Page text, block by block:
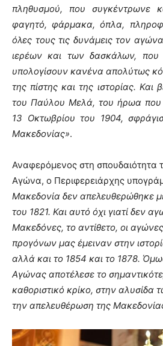
πληθυσμού, που συγκέντρωνε
φαγητό, φάρμακα, όπλα,
όλες τους τις δυνάμεις τον
ιερέων και των δασκάλων,
υπολογίσουν κανένα απολύτως
της πίστης και της ιστορίας. Και
του Παύλου Μελά, του ήρωα που
13 Οκτωβρίου του 1904,
Μακεδονίας».
Αναφερόμενος στη σπουδαιότητα
Αγώνα, ο Περιφερειάρχης
Μακεδονία δεν απελευθερώθηκε
του 1821. Και αυτό όχι γιατί δεν
Μακεδόνες, το αντίθετο, οι
προγόνων μας έμειναν στην
αλλά και το 1854 και το 1878.
Αγώνας αποτέλεσε το
καθοριστικό κρίκο, στην αλυσίδα
την απελευθέρωση της